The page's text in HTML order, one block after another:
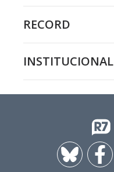
RECORD
INSTITUCIONAL